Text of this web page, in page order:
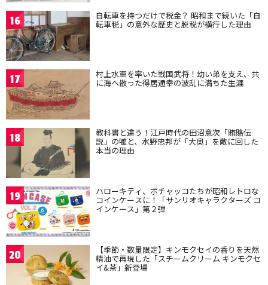
16 自転車を持つだけで税金？ 昭和まで続いた「自
転車税」の意外な歴史と脱税が横行した理由
17 村上水軍を率いた戦国武将！幼い弟を支え、共
に海へ散った得居通幸の波乱に満ちた生涯
18 教科書と違う！江戸時代の田沼意次「賄賂伝
説」の嘘と、水野忠邦が「大奥」を敵に回した
本当の理由
19 ハローキティ、ポチャッコたちが昭和レトロな
コインケースに！「サンリオキャラクターズ コ
インケース」第２弾
20 【季節・数量限定】キンモクセイの香りを天然
精油で再現した「スチームクリーム キンモクセ
イ&茶」新登場